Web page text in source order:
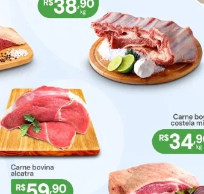
o avanço consistente do Sicoob em
ambiental e social do Brasil e
crédito acessível e atendimento de
espaço para crescer, e onde cada
e enraizado nas comunidades
do Sicoob.